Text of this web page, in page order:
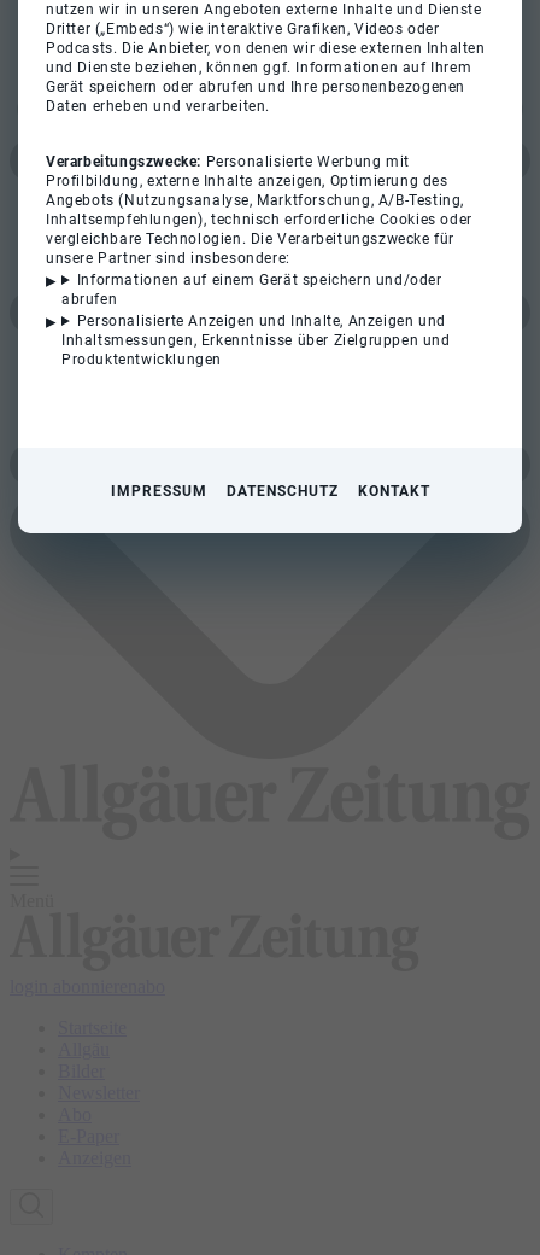
nutzen wir in unseren Angeboten externe Inhalte und Dienste
Dritter („Embeds“) wie interaktive Grafiken, Videos oder
Podcasts. Die Anbieter, von denen wir diese externen Inhalten
und Dienste beziehen, können ggf. Informationen auf Ihrem
Gerät speichern oder abrufen und Ihre personenbezogenen
Daten erheben und verarbeiten.
Verarbeitungszwecke: Personalisierte Werbung mit
Profilbildung, externe Inhalte anzeigen, Optimierung des
Angebots (Nutzungsanalyse, Marktforschung, A/B-Testing,
Inhaltsempfehlungen), technisch erforderliche Cookies oder
vergleichbare Technologien. Die Verarbeitungszwecke für
unsere Partner sind insbesondere:
Informationen auf einem Gerät speichern und/oder
abrufen
Personalisierte Anzeigen und Inhalte, Anzeigen und
Inhaltsmessungen, Erkenntnisse über Zielgruppen und
Produktentwicklungen
IMPRESSUM DATENSCHUTZ KONTAKT